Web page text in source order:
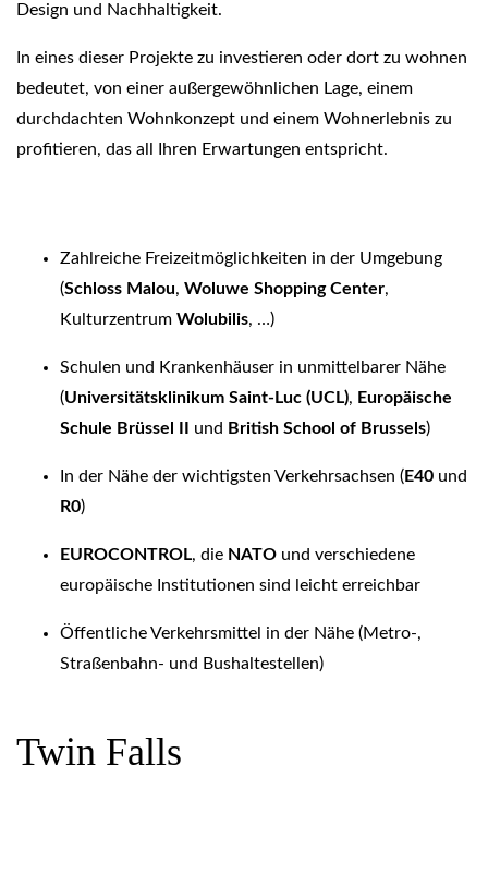
Design und Nachhaltigkeit.
In eines dieser Projekte zu investieren oder dort zu wohnen
bedeutet, von einer außergewöhnlichen Lage, einem
durchdachten Wohnkonzept und einem Wohnerlebnis zu
profitieren, das all Ihren Erwartungen entspricht.
Zahlreiche Freizeitmöglichkeiten in der Umgebung
(Schloss Malou, Woluwe Shopping Center,
Kulturzentrum Wolubilis, …)
Schulen und Krankenhäuser in unmittelbarer Nähe
(Universitätsklinikum Saint-Luc (UCL), Europäische
Schule Brüssel II
und British School of Brussels)
In der Nähe der wichtigsten Verkehrsachsen (E40 und
R0)
EUROCONTROL, die NATO und verschiedene
europäische Institutionen sind leicht erreichbar
Öffentliche Verkehrsmittel in der Nähe (Metro-,
Straßenbahn- und Bushaltestellen)
Twin Falls